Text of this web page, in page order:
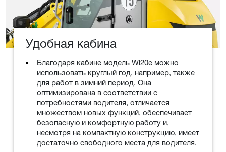
Удобная кабина
Благодаря кабине модель Wl20e можно
использовать круглый год, например, также
для работ в зимний период. Она
оптимизирована в соответствии с
потребностями водителя, отличается
множеством новых функций, обеспечивает
безопасную и комфортную работу и,
несмотря на компактную конструкцию, имеет
достаточно свободного места для водителя.